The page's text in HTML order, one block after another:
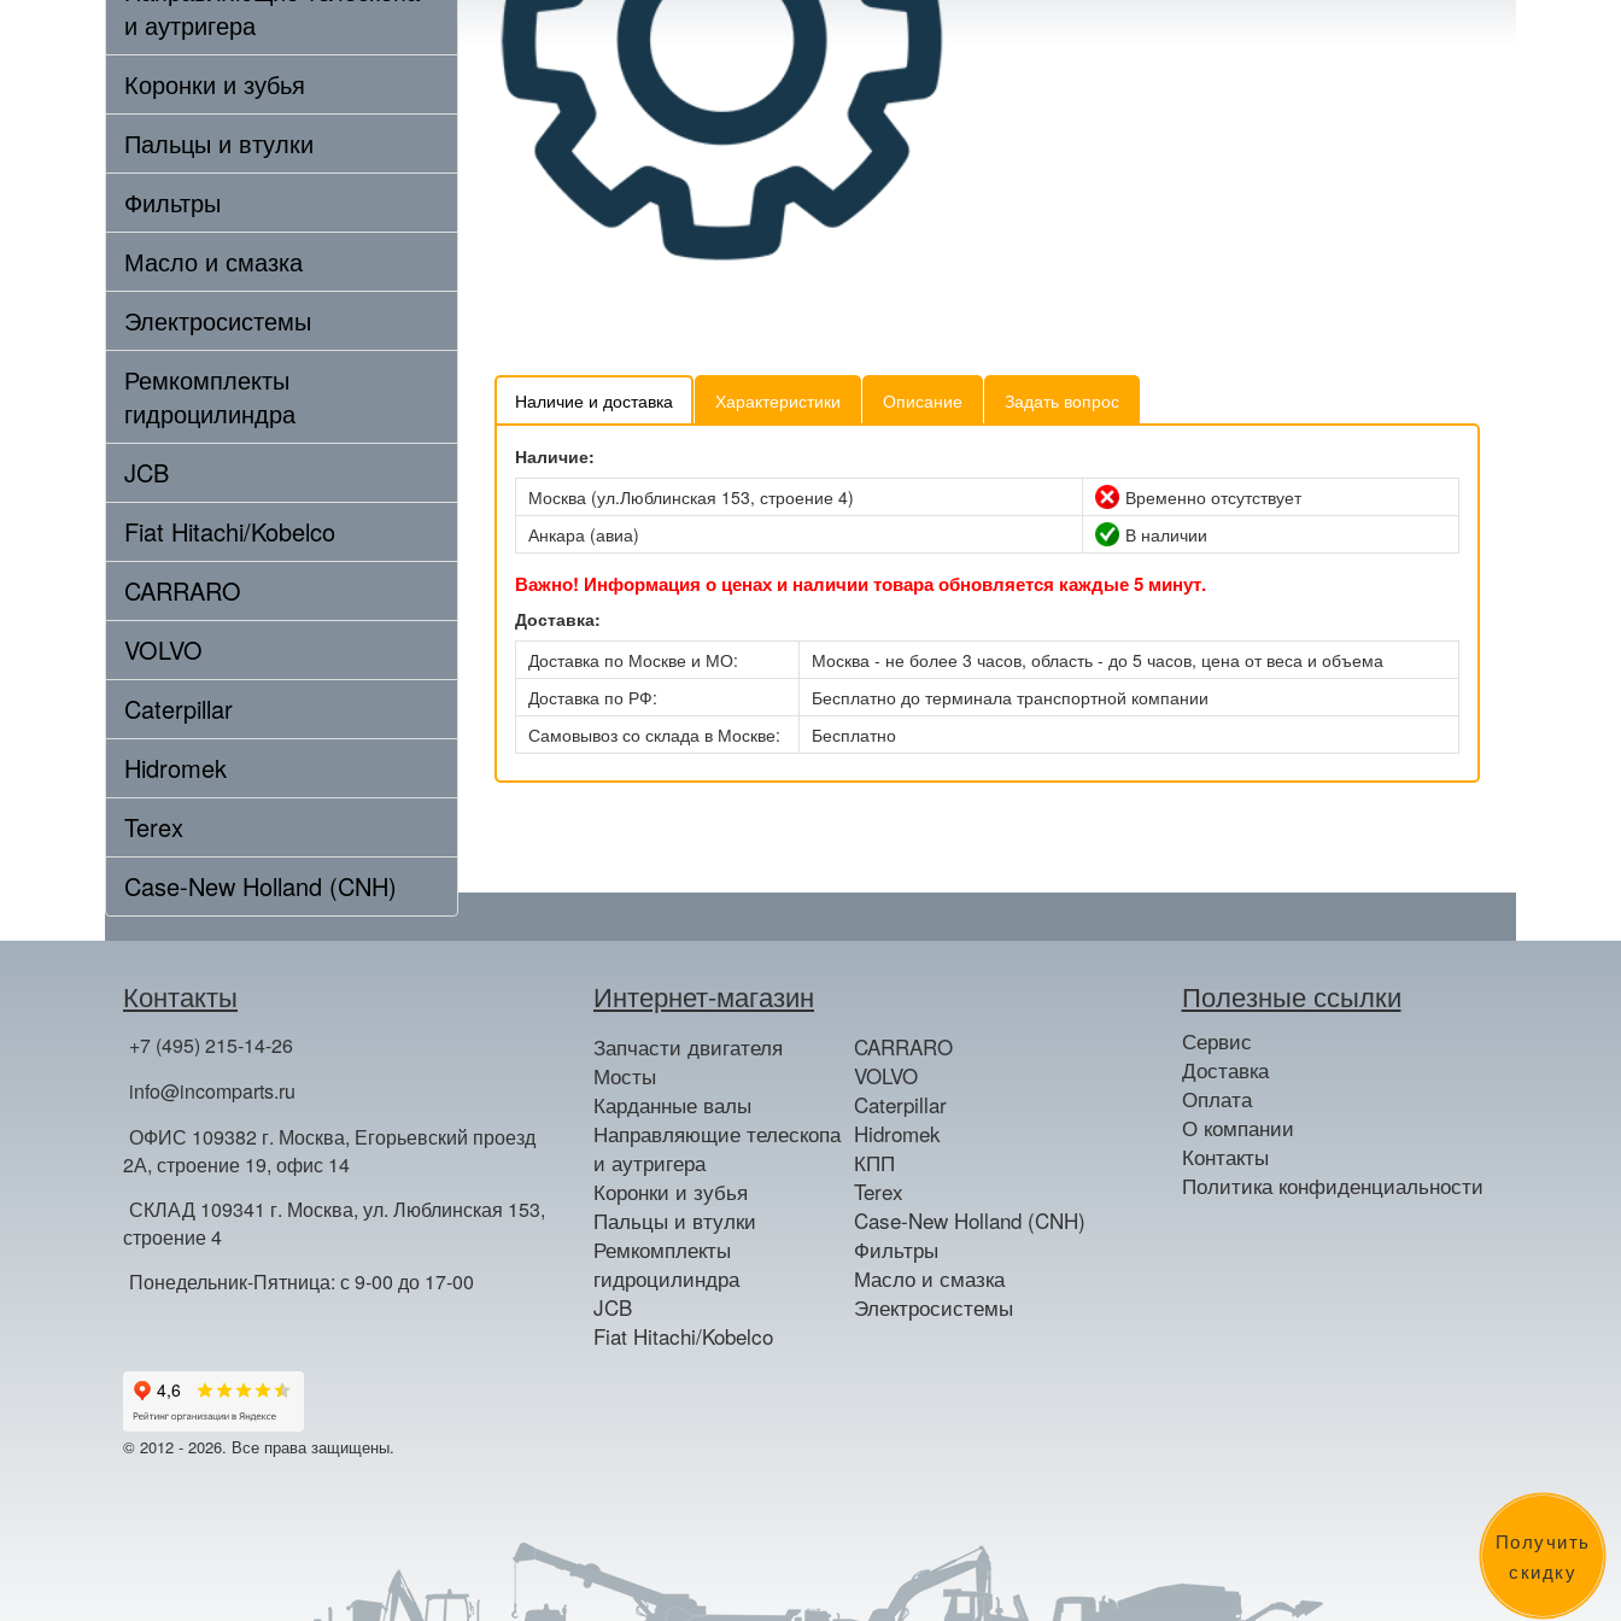
Получить
скидку
и аутригера
Коронки и зубья
Пальцы и втулки
Фильтры
Масло и смазка
Электросистемы
Ремкомплекты
гидроцилиндра
JCB
Fiat Hitachi/Kobelco
CARRARO
VOLVO
Caterpillar
Hidromek
Terex
Case-New Holland (CNH)
Наличие и доставка Характеристики Описание Задать вопрос
Наличие:
Москва (ул.Люблинская 153, строение 4)
Временно отсутствует
Анкара (авиа)
В наличии
Важно! Информация о ценах и наличии товара обновляется каждые 5 минут.
Доставка:
Доставка по Москве и МО:
Москва - не более 3 часов, область - до 5 часов, цена от веса и объема
Доставка по РФ:
Бесплатно до терминала транспортной компании
Самовывоз со склада в Москве:
Бесплатно
Контакты
+7 (495) 215-14-26
info@incomparts.ru
ОФИС 109382 г. Москва, Егорьевский проезд
2А, строение 19, офис 14
СКЛАД 109341 г. Москва, ул. Люблинская 153,
строение 4
Понедельник-Пятница: с 9-00 до 17-00
Интернет-магазин
Запчасти двигателя
Мосты
Карданные валы
Направляющие телескопа
и аутригера
Коронки и зубья
Пальцы и втулки
Ремкомплекты
гидроцилиндра
JCB
Fiat Hitachi/Kobelco
CARRARO
VOLVO
Caterpillar
Hidromek
КПП
Terex
Case-New Holland (CNH)
Фильтры
Масло и смазка
Электросистемы
Полезные ссылки
Сервис
Доставка
Оплата
О компании
Контакты
Политика конфиденциальности
© 2012 - 2026. Все права защищены.